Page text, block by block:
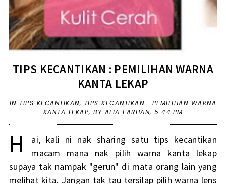
TIPS KECANTIKAN : PEMILIHAN WARNA
KANTA LEKAP
IN TIPS KECANTIKAN, TIPS KECANTIKAN : PEMILIHAN WARNA
KANTA LEKAP, BY ALIA FARHAN, 5:44 PM
H
ai, kali ni nak sharing satu tips kecantikan
macam mana nak pilih warna kanta lekap
supaya tak nampak "gerun" di mata orang lain yang
melihat kita. Jangan tak tau tersilap pilih warna lens